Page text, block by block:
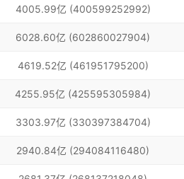
4005.99亿 (400599252992)
6028.60亿 (602860027904)
4619.52亿 (461951795200)
4255.95亿 (425595305984)
3303.97亿 (330397384704)
2940.84亿 (294084116480)